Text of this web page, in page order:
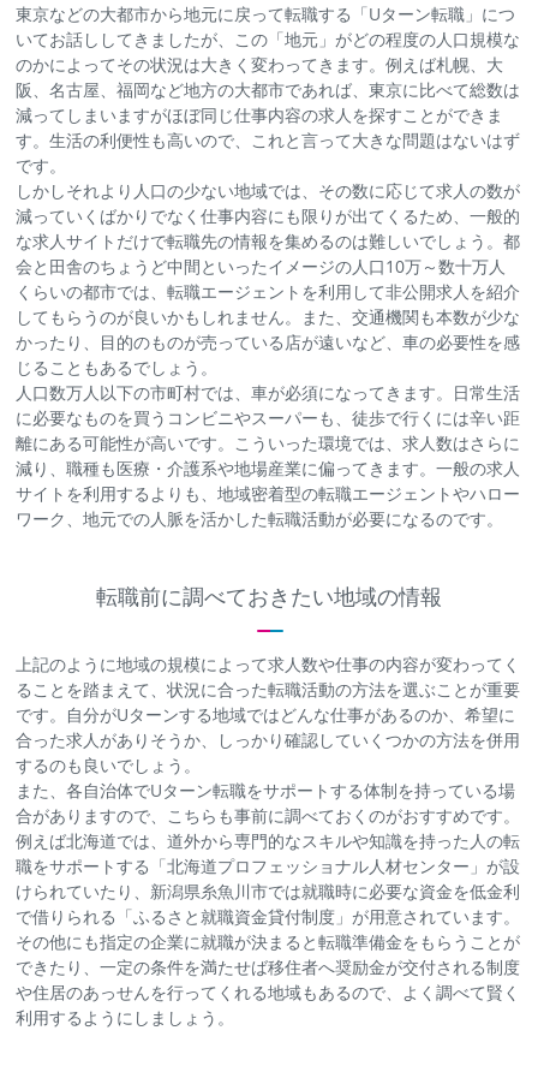
東京などの大都市から地元に戻って転職する「Uターン転職」につ
いてお話ししてきましたが、この「地元」がどの程度の人口規模な
のかによってその状況は大きく変わってきます。例えば札幌、大
阪、名古屋、福岡など地方の大都市であれば、東京に比べて総数は
減ってしまいますがほぼ同じ仕事内容の求人を探すことができま
す。生活の利便性も高いので、これと言って大きな問題はないはず
です。
しかしそれより人口の少ない地域では、その数に応じて求人の数が
減っていくばかりでなく仕事内容にも限りが出てくるため、一般的
な求人サイトだけで転職先の情報を集めるのは難しいでしょう。都
会と田舎のちょうど中間といったイメージの人口10万～数十万人
くらいの都市では、転職エージェントを利用して非公開求人を紹介
してもらうのが良いかもしれません。また、交通機関も本数が少な
かったり、目的のものが売っている店が遠いなど、車の必要性を感
じることもあるでしょう。
人口数万人以下の市町村では、車が必須になってきます。日常生活
に必要なものを買うコンビニやスーパーも、徒歩で行くには辛い距
離にある可能性が高いです。こういった環境では、求人数はさらに
減り、職種も医療・介護系や地場産業に偏ってきます。一般の求人
サイトを利用するよりも、地域密着型の転職エージェントやハロー
ワーク、地元での人脈を活かした転職活動が必要になるのです。
転職前に調べておきたい地域の情報
上記のように地域の規模によって求人数や仕事の内容が変わってく
ることを踏まえて、状況に合った転職活動の方法を選ぶことが重要
です。自分がUターンする地域ではどんな仕事があるのか、希望に
合った求人がありそうか、しっかり確認していくつかの方法を併用
するのも良いでしょう。
また、各自治体でUターン転職をサポートする体制を持っている場
合がありますので、こちらも事前に調べておくのがおすすめです。
例えば北海道では、道外から専門的なスキルや知識を持った人の転
職をサポートする「北海道プロフェッショナル人材センター」が設
けられていたり、新潟県糸魚川市では就職時に必要な資金を低金利
で借りられる「ふるさと就職資金貸付制度」が用意されています。
その他にも指定の企業に就職が決まると転職準備金をもらうことが
できたり、一定の条件を満たせば移住者へ奨励金が交付される制度
や住居のあっせんを行ってくれる地域もあるので、よく調べて賢く
利用するようにしましょう。